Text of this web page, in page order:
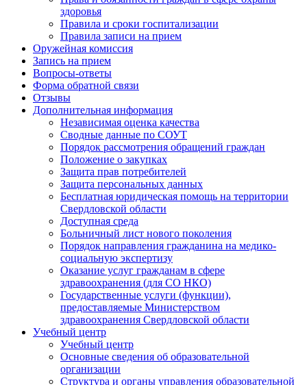
здоровья
Правила и сроки госпитализации
Правила записи на прием
Оружейная комиссия
Запись на прием
Вопросы-ответы
Форма обратной связи
Отзывы
Дополнительная информация
Независимая оценка качества
Сводные данные по СОУТ
Порядок рассмотрения обращений граждан
Положение о закупках
Защита прав потребителей
Защита персональных данных
Бесплатная юридическая помощь на территории
Свердловской области
Доступная среда
Больничный лист нового поколения
Порядок направления гражданина на медико-
социальную экспертизу
Оказание услуг гражданам в сфере
здравоохранения (для СО НКО)
Государственные услуги (функции),
предоставляемые Министерством
здравоохранения Свердловской области
Учебный центр
Учебный центр
Основные сведения об образовательной
организации
Структура и органы управления образовательной